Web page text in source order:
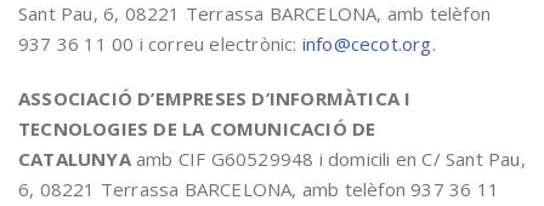
Sant Pau, 6, 08221 Terrassa BARCELONA, amb telèfon
937 36 11 00 i correu electrònic: info@cecot.org.
ASSOCIACIÓ D’EMPRESES D’INFORMÀTICA I
TECNOLOGIES DE LA COMUNICACIÓ DE
CATALUNYAamb CIF G60529948 i domicili en C/ Sant Pau,
6, 08221 Terrassa BARCELONA, amb telèfon 937 36 11